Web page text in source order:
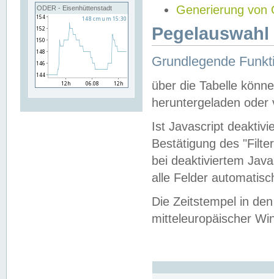
ODER - Eisenhüttenstadt
Generierung von
Grundlegende
über die Tabelle
heruntergeladen oder
Ist Javascript
Bestätigung des
bei deaktiviertem
alle Felder
Die Zeitstempel in
mitteleuropäischer